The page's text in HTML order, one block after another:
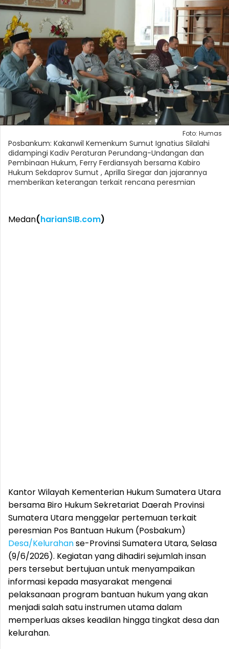
Foto: Humas
Posbankum: Kakanwil Kemenkum Sumut Ignatius Silalahi
didampingi Kadiv Peraturan Perundang-Undangan dan
Pembinaan Hukum, Ferry Ferdiansyah bersama Kabiro
Hukum Sekdaprov Sumut , Aprilla Siregar dan jajarannya
memberikan keterangan terkait rencana peresmian
Medan(harianSIB.com)
Kantor Wilayah Kementerian Hukum Sumatera Utara
bersama Biro Hukum Sekretariat Daerah Provinsi
Sumatera Utara menggelar pertemuan terkait
peresmian Pos Bantuan Hukum (Posbakum)
Desa/Kelurahanse-Provinsi Sumatera Utara, Selasa
(9/6/2026). Kegiatan yang dihadiri sejumlah insan
pers tersebut bertujuan untuk menyampaikan
informasi kepada masyarakat mengenai
pelaksanaan program bantuan hukum yang akan
menjadi salah satu instrumen utama dalam
memperluas akses keadilan hingga tingkat desa dan
kelurahan.